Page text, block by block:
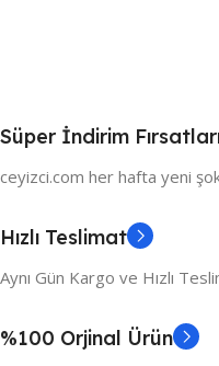
Süper İndirim
ceyizci.com her hafta yeni
Hızlı Teslimat
Aynı Gün Kargo ve Hızlı
%100 Orjinal Ürün